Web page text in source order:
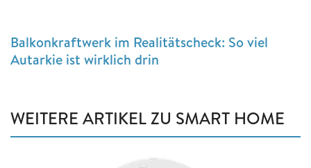
Balkonkraftwerk im Realitätscheck: So viel
Autarkie ist wirklich drin
WEITERE ARTIKEL ZU SMART HOME